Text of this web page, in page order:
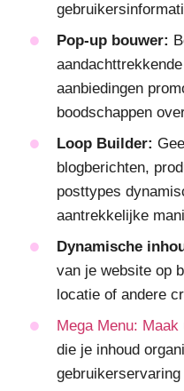
Pop-up bouwer:
aanbiedingen
boodschappen
Loop Builder:
blogberichten,
posttypes
aantrekkelijke
Dynamische
van je website op
locatie of andere
Mega Menu: Maak
die je inhoud